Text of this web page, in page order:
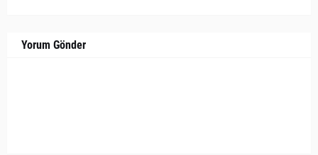
Yorum Gönder